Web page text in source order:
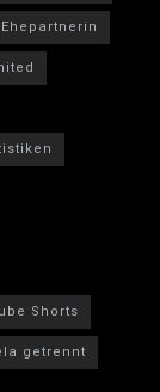
Shorts
getrennt